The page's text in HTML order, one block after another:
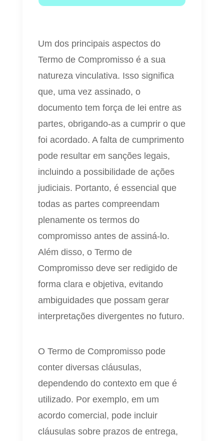
Um dos principais aspectos do
Termo de Compromisso é a sua
natureza vinculativa. Isso significa
que, uma vez assinado, o
documento tem força de lei entre as
partes, obrigando-as a cumprir o que
foi acordado. A falta de cumprimento
pode resultar em sanções legais,
incluindo a possibilidade de ações
judiciais. Portanto, é essencial que
todas as partes compreendam
plenamente os termos do
compromisso antes de assiná-lo.
Além disso, o Termo de
Compromisso deve ser redigido de
forma clara e objetiva, evitando
ambiguidades que possam gerar
interpretações divergentes no futuro.
O Termo de Compromisso pode
conter diversas cláusulas,
dependendo do contexto em que é
utilizado. Por exemplo, em um
acordo comercial, pode incluir
cláusulas sobre prazos de entrega,